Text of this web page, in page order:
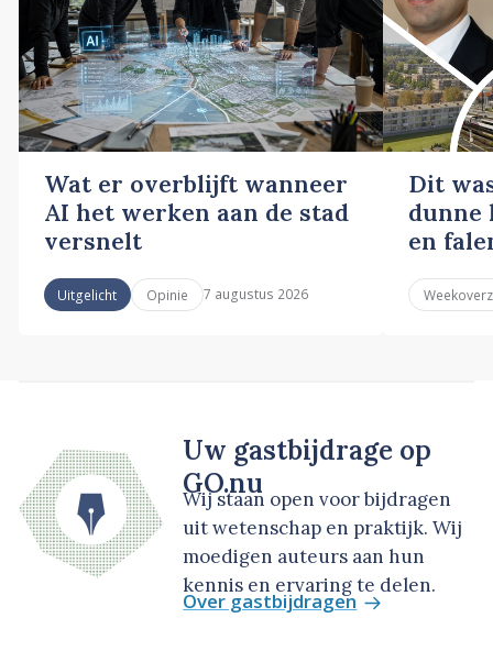
Wat er overblijft wanneer
AI het werken aan de stad
versnelt
Uitgelicht Opinie 7 augustus 2026
Dit
dunne
en
Uw gastbijdrage op
GO.nu
Wij staan open voor bijdragen
uit wetenschap en praktijk. Wij
moedigen auteurs aan hun
kennis en ervaring te delen.
Over gastbijdragen